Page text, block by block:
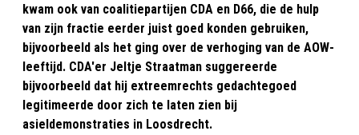
kwam ook van coalitiepartijen CDA en D66, die de hulp
van zijn fractie eerder juist goed konden gebruiken,
bijvoorbeeld als het ging over de verhoging van de AOW-
leeftijd. CDA'er Jeltje Straatman suggereerde
bijvoorbeeld dat hij extreemrechts gedachtegoed
legitimeerde door zich te laten zien bij
asieldemonstraties in Loosdrecht.